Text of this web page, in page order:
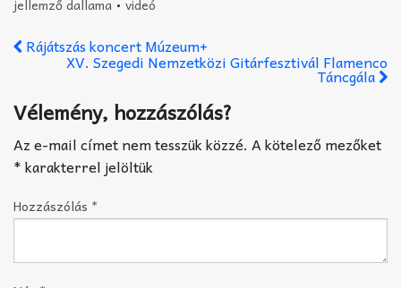
jellemző dallama • videó
Rájátszás koncert Múzeum+
XV. Szegedi Nemzetközi Gitárfesztivál Flamenco
Táncgála
Vélemény, hozzászólás?
Az e-mail címet nem tesszük közzé. A kötelező mezőket
*karakterrel jelöltük
Hozzászólás *